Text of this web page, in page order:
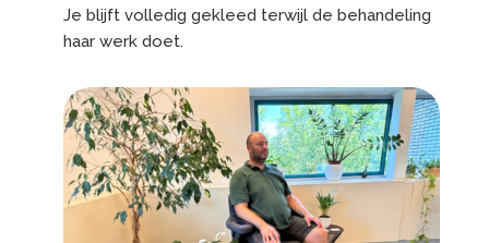
Je blijft volledig gekleed terwijl de behandeling
haar werk doet.